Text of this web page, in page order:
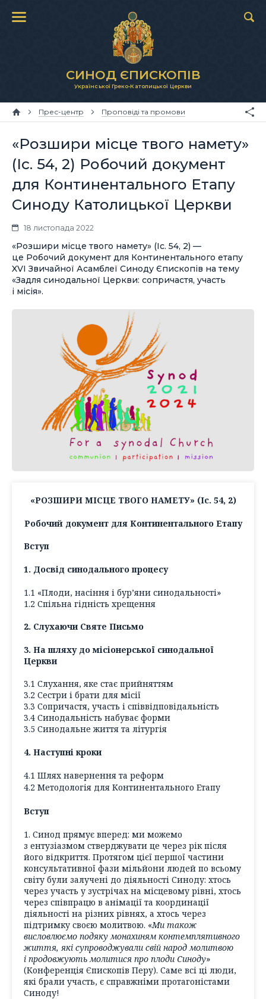
СИНОД ЄПИСКОПІВ
Української Греко-Католицької Церкви
Прес-центр Проповіді та промови
«Розшири місце твого намету»
(Іс. 54, 2) Робочий документ
для Континентального Етапу
Синоду Католицької Церкви
18 листопада 2022
«Розшири місце твого намету» (Іс. 54, 2) —
це Робочий документ для Континентального етапу
XVI Звичайної Асамблеї Синоду Єпископів на тему
«Задля синодальної Церкви: сопричастя, участь
і місія».
«РОЗШИРИ МІСЦЕ ТВОГО НАМЕТУ» (Іс. 54, 2)
Робочий документ для Континентального Етапу
Вступ
1. Досвід синодального процесу
1.1 «Плоди, насіння і бур’яни синодальності»
1.2 Спільна гідність хрещення
2. Слухаючи Святе Письмо
3. На шляху до місіонерської синодальної
Церкви
3.1 Слухання, яке стає прийняттям
3.2 Сестри і брати для місії
3.3 Сопричастя, участь і співвідповідальність
3.4 Синодальність набуває форми
3.5 Синодальне життя та літургія
4. Наступні кроки
4.1 Шлях навернення та реформ
4.2 Методологія для Континентального Етапу
Вступ
1. Синод прямує вперед: ми можемо
з ентузіазмом стверджувати це через рік після
його відкриття. Протягом цієї першої частини
консультативної фази мільйони людей по всьому
світу були залучені до діяльності Синоду: хтось
через участь у зустрічах на місцевому рівні, хтось
через співпрацю в анімації та координації
діяльності на різних рівнях, а хтось через
підтримку своєю молитвою. «Ми також
висловлюємо подяку монахиням контемплятивного
життя, які супроводжували свій народ молитвою
і продовжують молитися про плоди Синоду»
(Конференція Єпископів Перу). Саме всі ці люди,
які брали участь, є справжніми протагоністами
Синоду!